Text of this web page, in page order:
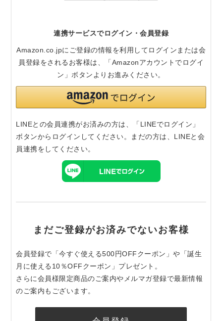
連携サービスでログイン・会員登録
Amazon.co.jpにご登録の情報を利用してログインまたは会
員登録をされるお客様は、「Amazonアカウントでログイ
ン」ボタンよりお進みください。
LINEとの会員連携がお済みの方は、「LINEでログイン」
ボタンからログインしてください。まだの方は、 LINEと会
員連携をしてください。
まだご登録がお済みでないお客様
会員登録で「今すぐ使える500円OFFクーポン」や「誕生
月に使える10％OFFクーポン」プレゼント。
さらに会員様限定商品のご案内やメルマガ登録で最新情報
のご案内もございます。